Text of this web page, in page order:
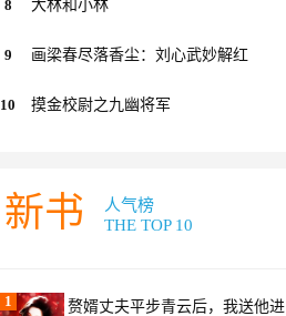
8 大林和小林
9 画梁春尽落香尘：刘心武妙解红
10 摸金校尉之九幽将军
新书
人气榜
THE TOP 10
1 赘婿丈夫平步青云后，我送他进